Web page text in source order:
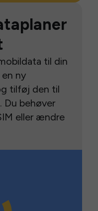
til din
ny
tilføj den til
Du behøver
eller ændre